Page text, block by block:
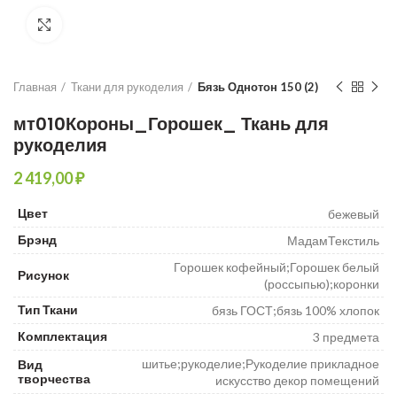
Главная Ткани для рукоделия Бязь Однотон 150 (2)
мт010Короны_Горошек_ Ткань для
рукоделия
₽
Цвет
бежевый
Брэнд
МадамТекстиль
Рисунок
Горошек кофейный;Горошек белый
(россыпью);коронки
Тип Ткани
бязь ГОСТ;бязь 100% хлопок
Комплектация
3 предмета
Вид
творчества
шитье;рукоделие;Рукоделие прикладное
искусство декор помещений